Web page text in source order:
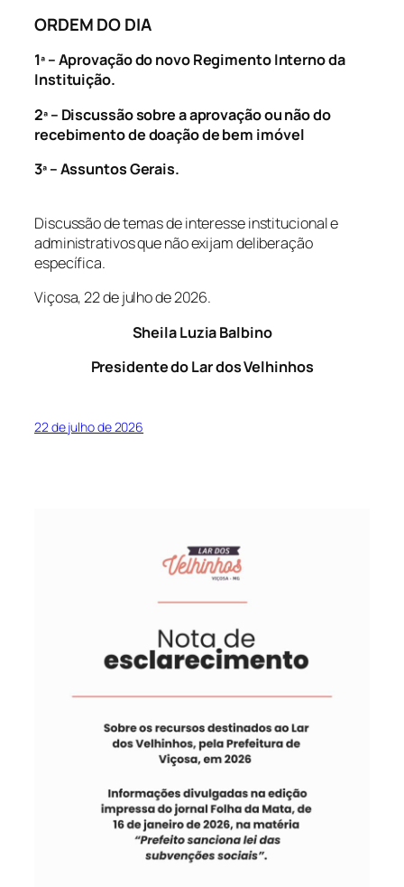
ORDEM DO DIA
1ª – Aprovação do novo Regimento Interno da
Instituição.
2ª – Discussão sobre a aprovação ou não do
recebimento de doação de bem imóvel
3ª – Assuntos Gerais.
Discussão de temas de interesse institucional e
administrativos que não exijam deliberação
específica.
Viçosa, 22 de julho de 2026.
Sheila Luzia Balbino
Presidente do Lar dos Velhinhos
22 de julho de 2026